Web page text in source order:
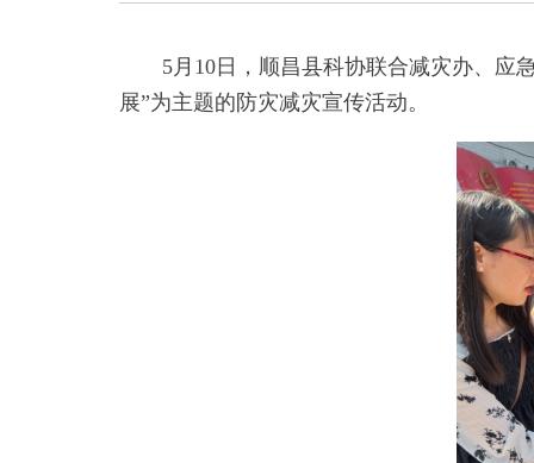
5月10日，顺昌县科协联合减灾办、应
展”为主题的防灾减灾宣传活动。